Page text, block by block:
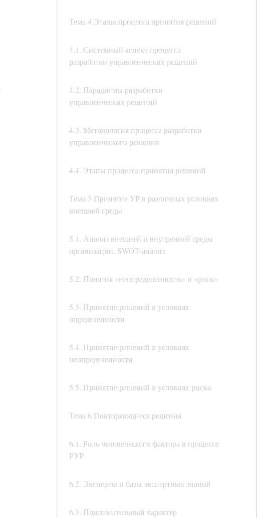
Тема 4 Этапы процесса принятия решений
4.1. Системный аспект процесса
разработки управленческих решений
4.2. Парадигмы разработки
управленческих решений
4.3. Методология процесса разработки
управленческого решения
4.4. Этапы процесса принятия решений
Тема 5 Принятие УР в различных условиях
внешней среды
5.1. Анализ внешней и внутренней среды
организации, SWOT-анализ
5.2. Понятия «неопределенность» и «риск»
5.3. Принятие решений в условиях
определенности
5.4. Принятие решений в условиях
неопределенности
5.5. Принятие решений в условиях риска
Тема 6 Повторяющиеся решения
6.1. Роль человеческого фактора в процессе
РУР
6.2. Эксперты и базы экспертных знаний
6.3. Подсознательный характер